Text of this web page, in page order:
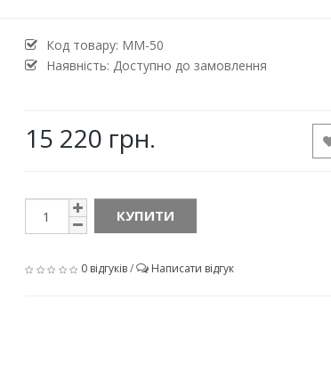
Код товару: MM-50
Наявність: Доступно до замовлення
15 220 грн.
КУПИТИ
0 відгуків/ Написати відгук